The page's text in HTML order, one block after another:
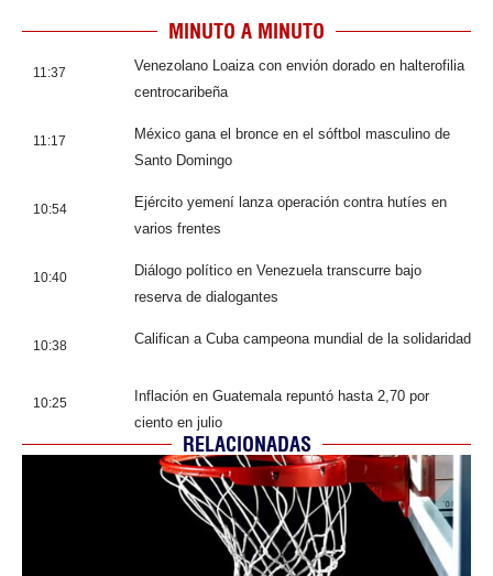
MINUTO A MINUTO
11:37
Venezolano Loaiza con envión dorado en halterofilia
centrocaribeña
11:17
México gana el bronce en el sóftbol masculino de
Santo Domingo
10:54
Ejército yemení lanza operación contra hutíes en
varios frentes
10:40
Diálogo político en Venezuela transcurre bajo
reserva de dialogantes
10:38 Califican a Cuba campeona mundial de la solidaridad
10:25
Inflación en Guatemala repuntó hasta 2,70 por
ciento en julio
RELACIONADAS